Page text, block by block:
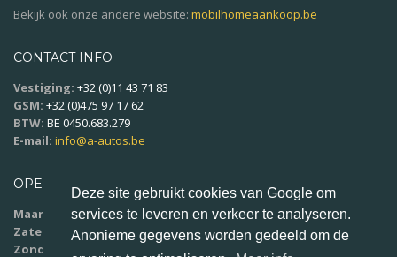
Bekijk ook onze andere website: mobilhomeaankoop.be
CONTACT INFO
Vestiging: +32 (0)11 43 71 83
GSM: +32 (0)475 97 17 62
BTW: BE 0450.683.279
E-mail: info@a-autos.be
OPENINGSUREN
Maandag - vrijdag: 9u00 - 18u00
Zaterdag:10u00 - 16u00
Zondag:
Deze site gebruikt cookies van Google om
services te leveren en verkeer te analyseren.
Anonieme gegevens worden gedeeld om de